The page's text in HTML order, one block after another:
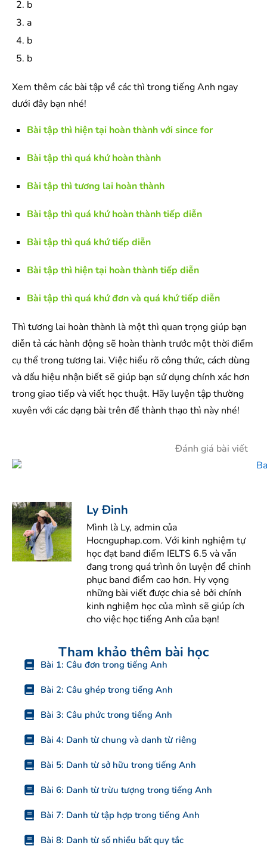
b
a
b
b
Xem thêm các bài tập về các thì trong tiếng Anh ngay
dưới đây bạn nhé!
Bài tập thì hiện tại hoàn thành với since for
Bài tập thì quá khứ hoàn thành
Bài tập thì tương lai hoàn thành
Bài tập thì quá khứ hoàn thành tiếp diễn
Bài tập thì quá khứ tiếp diễn
Bài tập thì hiện tại hoàn thành tiếp diễn
Bài tập thì quá khứ đơn và quá khứ tiếp diễn
Thì tương lai hoàn thành là một thì quan trọng giúp bạn
diễn tả các hành động sẽ hoàn thành trước một thời điểm
cụ thể trong tương lai. Việc hiểu rõ công thức, cách dùng
và dấu hiệu nhận biết sẽ giúp bạn sử dụng chính xác hơn
trong giao tiếp và viết học thuật. Hãy luyện tập thường
xuyên với các dạng bài trên để thành thạo thì này nhé!
Đánh giá bài viết
Ly Đinh
Mình là Ly, admin của
Hocnguphap.com. Với kinh nghiệm tự
học đạt band điểm IELTS 6.5 và vẫn
đang trong quá trình ôn luyện để chinh
phục band điểm cao hơn. Hy vọng
những bài viết được chia sẻ bởi chính
kinh nghiệm học của mình sẽ giúp ích
cho việc học tiếng Anh của bạn!
Tham khảo thêm bài học
Bài 1: Câu đơn trong tiếng Anh
Bài 2: Câu ghép trong tiếng Anh
Bài 3: Câu phức trong tiếng Anh
Bài 4: Danh từ chung và danh từ riêng
Bài 5: Danh từ sở hữu trong tiếng Anh
Bài 6: Danh từ trừu tượng trong tiếng Anh
Bài 7: Danh từ tập hợp trong tiếng Anh
Bài 8: Danh từ số nhiều bất quy tắc